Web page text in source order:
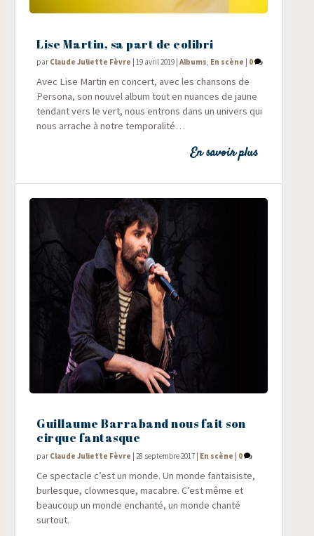
Lise Martin, sa part de colibri
par Claude Juliette Fèvre |19 avril 2019 |Albums, En scène 0
Avec Lise Mar­tin en concert, avec les chan­sons de
Per­so­na, son nou­vel album tout en nuances de jaune
ten­dant vers le vert, nous entrons dans un uni­vers qui
nous arrache à notre temporalité…
En savoir plus
Guillaume Barraband nous fait son
cirque fantasque
par Claude Juliette Fèvre |28 septembre 2017 | En scène | 0
Ce spec­tacle c’est un monde. Un monde fan­tai­siste,
bur­lesque, clow­nesque, macabre. C’est même et
beau­coup un monde enchan­té, un monde chan­té
surtout.